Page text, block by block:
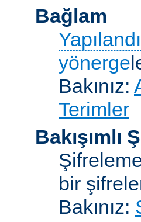
Bağlam
yönerge
Bakınız:
Terimler
Bakışımlı
bir
Bakınız: